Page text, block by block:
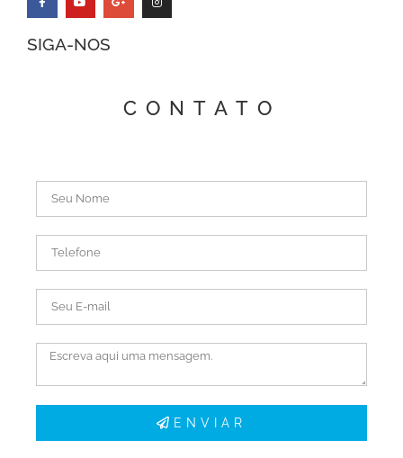
SIGA-NOS
CONTATO
ENVIAR